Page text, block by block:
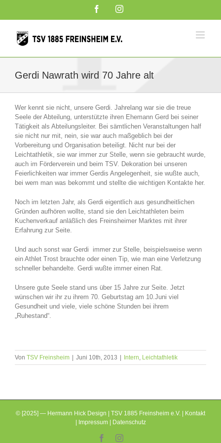
FacebookInstagram
Gerdi Nawrath wird 70 Jahre alt
Wer kennt sie nicht, unsere Gerdi. Jahrelang war sie die treue
Seele der Abteilung, unterstützte ihren Ehemann Gerd bei seiner
Tätigkeit als Abteilungsleiter. Bei sämtlichen Veranstaltungen half
sie nicht nur mit, nein, sie war auch maßgeblich bei der
Vorbereitung und Organisation beteiligt. Nicht nur bei der
Leichtathletik, sie war immer zur Stelle, wenn sie gebraucht wurde,
auch im Förderverein und beim TSV. Dekoration bei unseren
Feierlichkeiten war immer Gerdis Angelegenheit, sie wußte auch,
bei wem man was bekommt und stellte die wichtigen Kontakte her.
Noch im letzten Jahr, als Gerdi eigentlich aus gesundheitlichen
Gründen aufhören wollte, stand sie den Leichtathleten beim
Kuchenverkauf anläßlich des Freinsheimer Marktes mit ihrer
Erfahrung zur Seite.
Und auch sonst war Gerdi immer zur Stelle, beispielsweise wenn
ein Athlet Trost brauchte oder einen Tip, wie man eine Verletzung
schneller behandelte. Gerdi wußte immer einen Rat.
Unsere gute Seele stand uns über 15 Jahre zur Seite. Jetzt
wünschen wir ihr zu ihrem 70. Geburtstag am 10.Juni viel
Gesundheit und viele, viele schöne Stunden bei ihrem
„Ruhestand“.
Von TSV Freinsheim Juni 10th, 2013 Intern, Leichtathletik
© [2025] — Hermann Hick Design | TSV 1885 Freinsheim e.V. |
Kontakt
Impressum| Datenschutz
FacebookInstagram